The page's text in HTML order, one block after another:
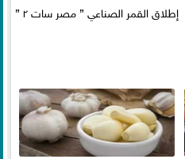
إطلاق القمر الصناعي ” مصر سات ٢ ”